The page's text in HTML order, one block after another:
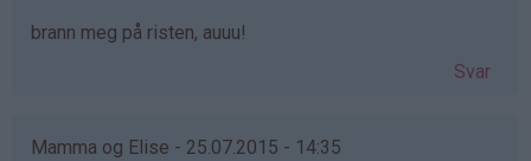
brann meg på risten, auuu!
Svar
Mamma og Elise - 25.07.2015 - 14:35